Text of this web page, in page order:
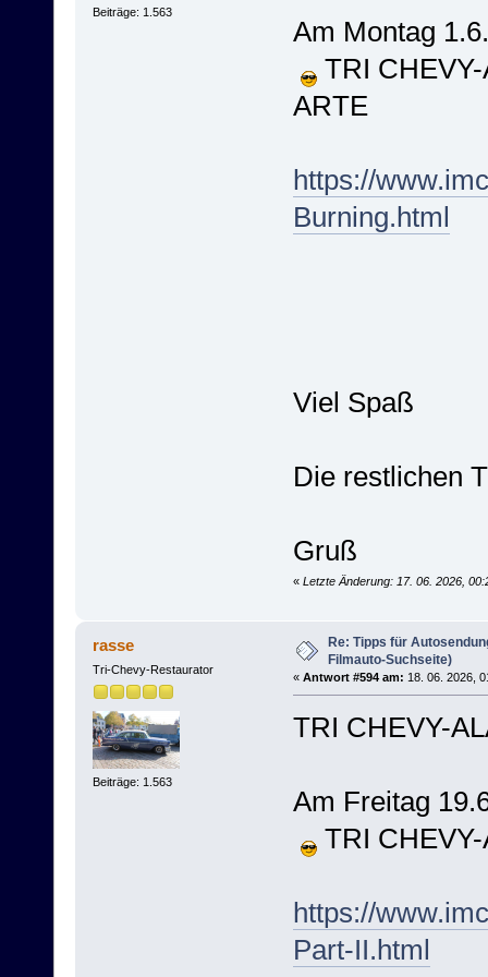
Beiträge: 1.563
Am Montag
TRI CHEVY-
ARTE
https://
Burning.html
Viel Spaß
Die restlichen
Gruß
« Letzte Änderung: 17. 06. 2026,
rasse
Tri-Chevy-Restaurator
Beiträge: 1.563
Re: Tipps für
Filmauto-Suchseite)
« Antwort #594 am: 18. 06. 2026,
TRI CHEVY-
Am Freitag
TRI CHEVY-
https://
Part-II.html